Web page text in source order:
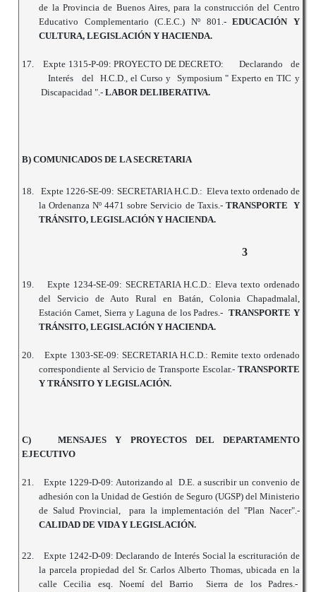
de la Provincia de Buenos Aires, para la construcción del Centro
Educativo Complementario (C.E.C.) Nº 801.-EDUCACIÓN Y
CULTURA, LEGISLACIÓN Y HACIENDA.
17.
Expte 1315-P-09: PROYECTO DE DECRETO: Declarando de
Interés del H.C.D., el Curso y Symposium " Experto en TIC y
Discapacidad ".-LABOR DELIBERATIVA.
B) COMUNICADOS DE LA SECRETARIA
18.
Expte 1226-SE-09: SECRETARIA H.C.D.: Eleva texto ordenado de
la Ordenanza Nº 4471 sobre Servicio de Taxis.- TRANSPORTE Y
TRÁNSITO, LEGISLACIÓN Y HACIENDA.
3
19.
Expte 1234-SE-09: SECRETARIA H.C.D.: Eleva texto ordenado
del Servicio de Auto Rural en Batán, Colonia Chapadmalal,
Estación Camet, Sierra y Laguna de los Padres.- TRANSPORTE Y
TRÁNSITO, LEGISLACIÓN Y HACIENDA.
20.
Expte 1303-SE-09: SECRETARIA H.C.D.: Remite texto ordenado
correspondiente al Servicio de Transporte Escolar.- TRANSPORTE
Y TRÁNSITO Y LEGISLACIÓN.
C) MENSAJES Y PROYECTOS DEL DEPARTAMENTO
EJECUTIVO
21.
Expte 1229-D-09: Autorizando al D.E. a suscribir un convenio de
adhesión con la Unidad de Gestión de Seguro (UGSP) del Ministerio
de Salud Provincial, para la implementación del "Plan Nacer".-
CALIDAD DE VIDA Y LEGISLACIÓN.
22.
Expte 1242-D-09: Declarando de Interés Social la escrituración de
la parcela propiedad del Sr. Carlos Alberto Thomas, ubicada en la
calle Cecilia esq. Noemí del Barrio Sierra de los Padres.-